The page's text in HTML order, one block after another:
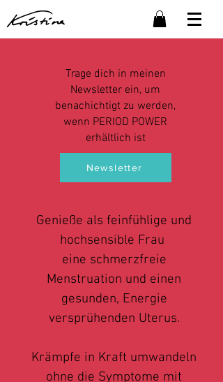
Trage dich in meinen
Newsletter ein, um
benachichtigt zu werden,
wenn PERIOD POWER
erhältlich ist
Newsletter
Genieße als feinfühlige und
hochsensible Frau
eine schmerzfreie
Menstruation und einen
gesunden, Energie
versprühenden Uterus.
Krämpfe in Kraft umwandeln
ohne die Symptome mit